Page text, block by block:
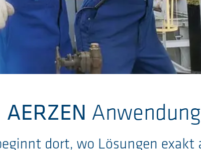
AERZEN
dort, wo Lösungen exakt